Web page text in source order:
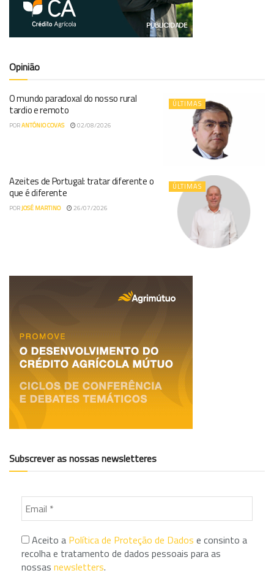
Opinião
ÚLTIMAS
O mundo paradoxal do nosso rural
tardio e remoto
PORANTÓNIO COVAS 02/08/2026
ÚLTIMAS
Azeites de Portugal: tratar diferente o
que é diferente
PORJOSÉ MARTINO 26/07/2026
Subscrever as nossas newsletteres
Aceito a Política de Proteção de Dados e consinto a
recolha e tratamento de dados pessoais para as
nossas newsletters.